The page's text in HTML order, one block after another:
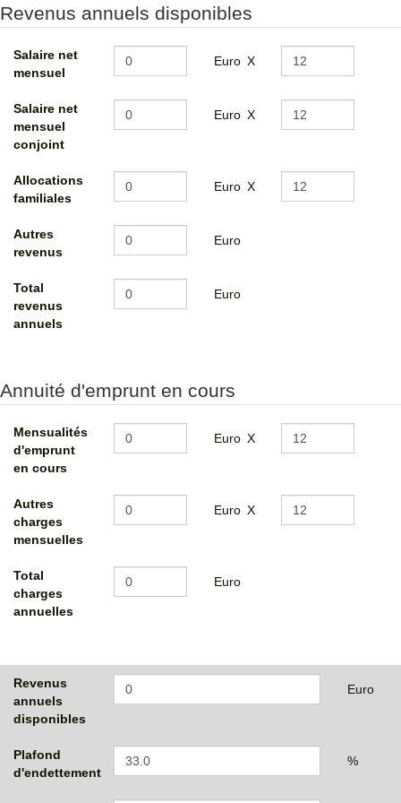
Revenus annuels disponibles
Salaire net
mensuel
Euro X
Salaire net
mensuel
conjoint
Euro X
Allocations
familiales
Euro X
Autres
revenus
Euro
Total
revenus
annuels
Euro
Annuité d'emprunt en cours
Mensualités
d'emprunt
en cours
Euro X
Autres
charges
mensuelles
Euro X
Total
charges
annuelles
Euro
Revenus
annuels
disponibles
Euro
Plafond
d'endettement
%